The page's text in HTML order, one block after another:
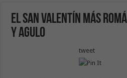
El San Valentín más
y Agulo
tweet